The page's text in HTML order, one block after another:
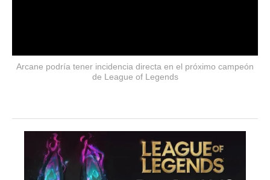
Arcane podría tener incidencia directa en el próximo campeón
de League of Legends